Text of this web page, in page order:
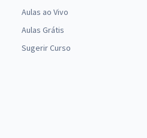
Aulas ao Vivo
Aulas Grátis
Sugerir Curso